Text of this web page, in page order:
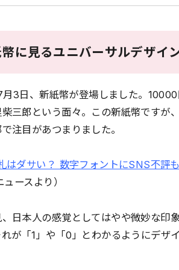
に見るユニバーサルデザイ
3日、新紙幣が登場しました。
三郎という面々。この新紙幣ですが
で注目があつまりました。
はダサい？ 数字フォントにSNS不
ースより）
、日本人の感覚としてはやや微妙な印
が「1」や「0」とわかるようにデザ